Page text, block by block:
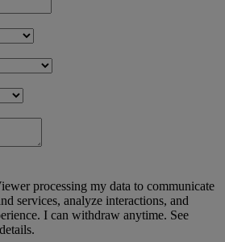
processing my data to communicate
services, analyze interactions, and
I can withdraw anytime. See